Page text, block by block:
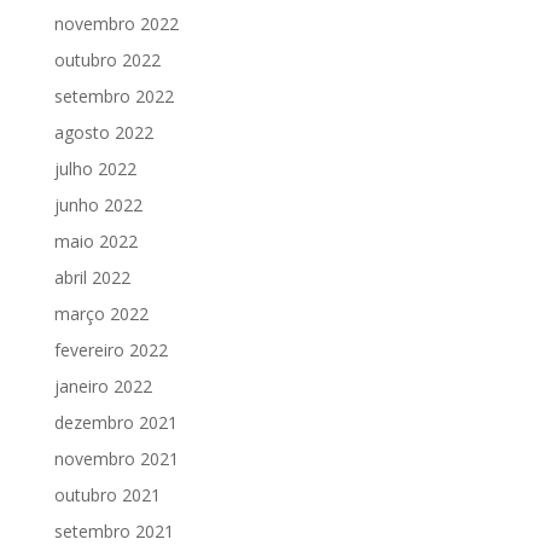
novembro 2022
outubro 2022
setembro 2022
agosto 2022
julho 2022
junho 2022
maio 2022
abril 2022
março 2022
fevereiro 2022
janeiro 2022
dezembro 2021
novembro 2021
outubro 2021
setembro 2021